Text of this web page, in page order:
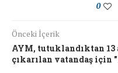
0
Önceki İçerik
AYM, tutuklandıktan 13
çıkarılan vatandaş